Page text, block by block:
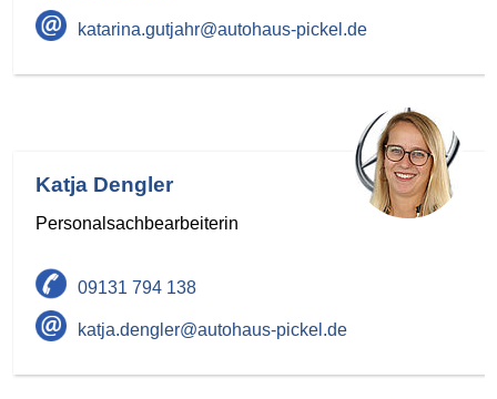
katarina.gutjahr@autohaus-pickel.de
Katja Dengler
Personalsachbearbeiterin
09131 794 138
katja.dengler@autohaus-pickel.de